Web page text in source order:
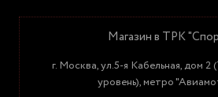
Магазин в ТРК
г. Москва, ул.5-я Кабельная, дом
уровень), метро